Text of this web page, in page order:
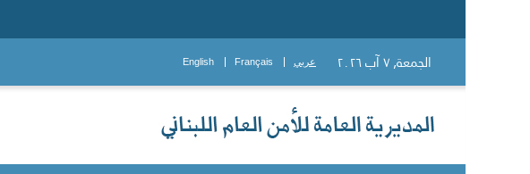
الجمعة, ٧ آب ٢٠٢٦ عربي Français
English